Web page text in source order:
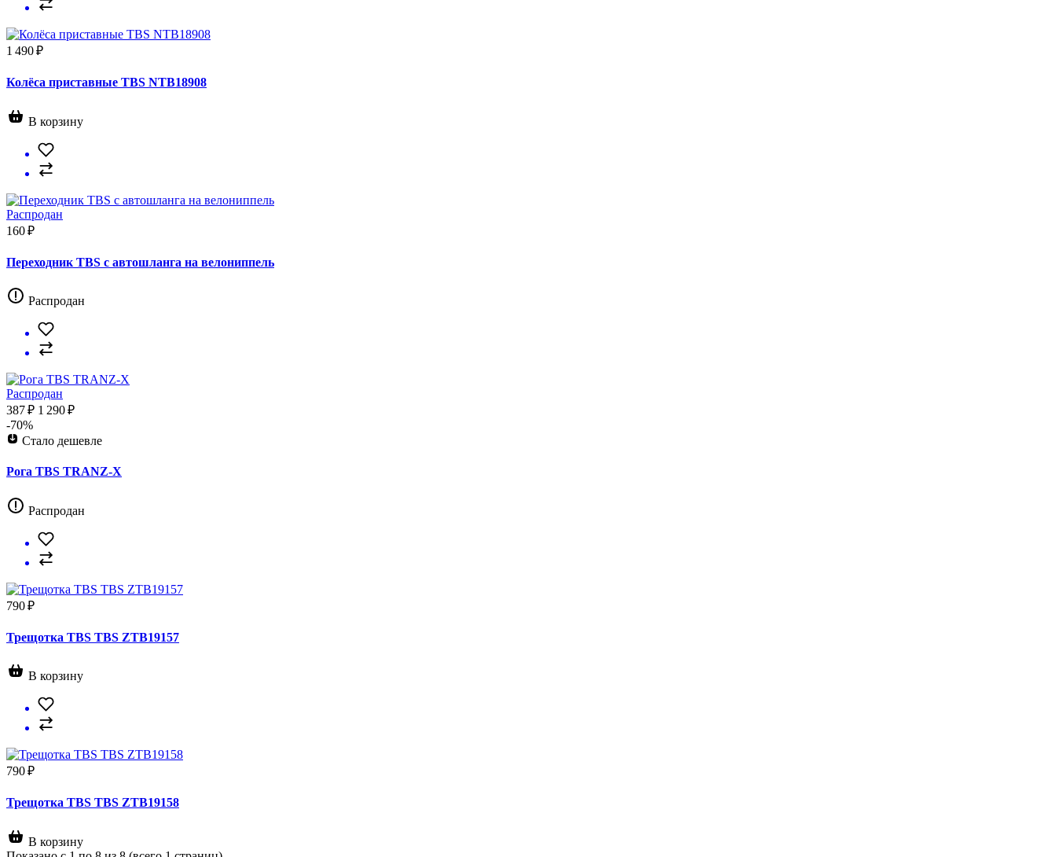
1 490 ₽
Колёса приставные TBS NTB18908
В корзину
Распродан
160 ₽
Переходник TBS с автошланга на велониппель
Распродан
Распродан
387 ₽ 1 290 ₽
-70%
Стало дешевле
Рога TBS TRANZ-X
Распродан
790 ₽
Трещотка TBS TBS ZTB19157
В корзину
790 ₽
Трещотка TBS TBS ZTB19158
В корзину